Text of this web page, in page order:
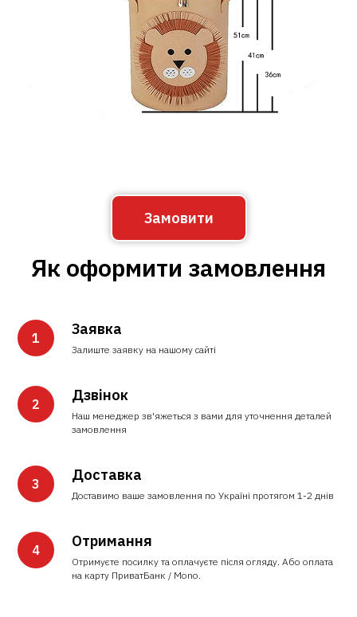
Замовити
Як оформити замовлення
Заявка
Залиште заявку на нашому сайті
Дзвінок
Наш менеджер зв'яжеться з вами для уточнення деталей
замовлення
Доставка
Доставимо ваше замовлення по Україні протягом 1-2 днів
Отримання
Отримуєте посилку та оплачуєте після огляду. Або оплата
на карту ПриватБанк / Mono.